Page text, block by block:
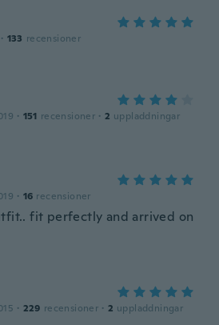
· 133 recensioner
· 151 recensioner · 2 uppladdningar
· 16 recensioner
fit perfectly and arrived on
· 229 recensioner · 2 uppladdningar